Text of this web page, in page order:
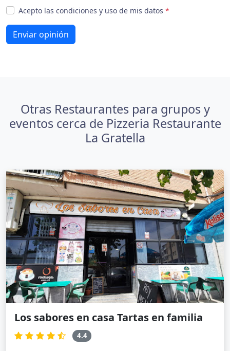
Acepto las condiciones y uso de mis datos *
Enviar opinión
Otras Restaurantes para grupos y
eventos cerca de Pizzeria Restaurante
La Gratella
Los sabores en casa Tartas en familia
4.4